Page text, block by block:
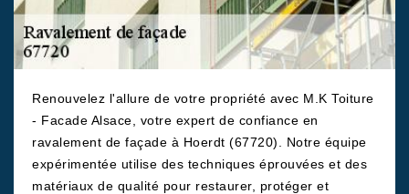
Renouvelez l'allure de votre propriété avec M.K Toiture
- Facade Alsace, votre expert de confiance en
ravalement de façade à Hoerdt (67720). Notre équipe
expérimentée utilise des techniques éprouvées et des
matériaux de qualité pour restaurer, protéger et